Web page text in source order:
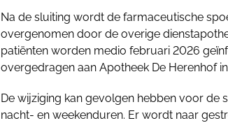
Na de sluiting wordt de farmaceutische
overgenomen door de overige
patiënten worden medio februari 2026
overgedragen aan Apotheek De Herenhof
De wijziging kan gevolgen hebben voor de
nacht- en weekenduren. Er wordt naar